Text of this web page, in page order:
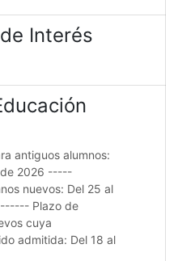
Interés
antiguos alumnos:
de 2026 -----
nuevos: Del 25 al
Plazo de
cuya
admitida: Del 18 al